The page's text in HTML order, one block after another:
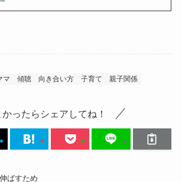
マ 傾聴 向き合い方 子育て 親子関係
かったらシェアしてね！
ばすため